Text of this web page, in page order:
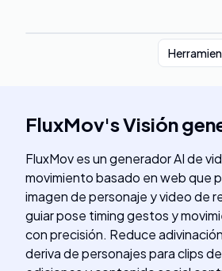
FluxMov'sVisión
FluxMov es un generador AI de
movimiento basado en web que
imagen de personaje y video de
guiar pose timing gestos y
con precisión. Reduce
deriva de personajes para clips